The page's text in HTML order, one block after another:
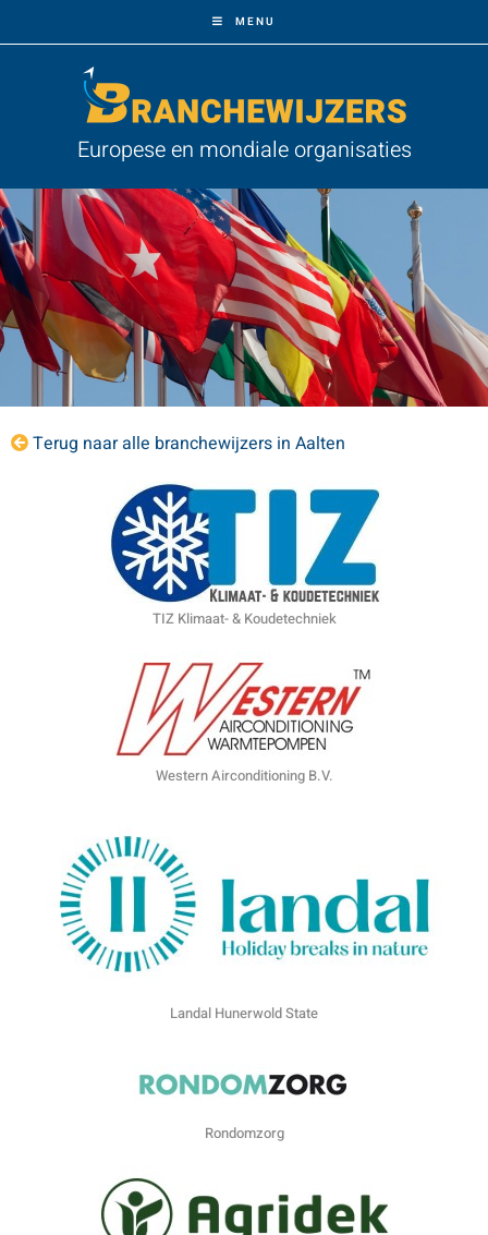
MENU
Europese en mondiale organisaties
Terug naar alle branchewijzers in Aalten
TIZ Klimaat- & Koudetechniek
Western Airconditioning B.V.
Landal Hunerwold State
Rondomzorg